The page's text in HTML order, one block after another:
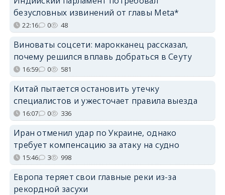
безусловных извинений от главы Meta*
22:16 0 48
Виноваты соцсети: марокканец рассказал,
почему решился вплавь добраться в Сеуту
16:59 0 581
Китай пытается остановить утечку
специалистов и ужесточает правила выезда
16:07 0 336
Иран отменил удар по Украине, однако
требует компенсацию за атаку на судно
15:46 3 998
Европа теряет свои главные реки из-за
рекордной засухи